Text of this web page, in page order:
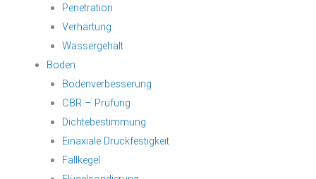
Penetration
Verhärtung
Wassergehalt
Boden
Bodenverbesserung
CBR – Prüfung
Dichtebestimmung
Einaxiale Druckfestigkeit
Fallkegel